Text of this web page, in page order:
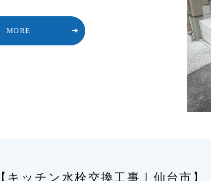
MORE
【キッチン水栓交換工事｜仙台市】